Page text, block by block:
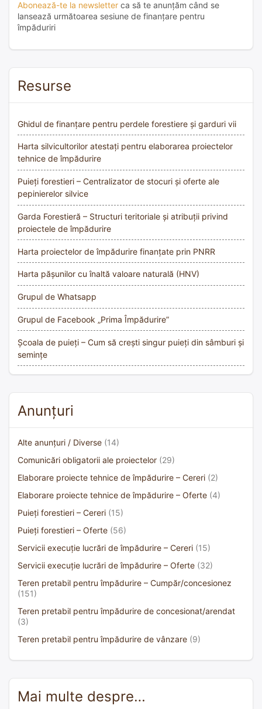
Abonează-te la newsletter ca să te anunțăm când se
lansează următoarea sesiune de finanțare pentru
împăduriri
Resurse
Ghidul de finanțare pentru perdele forestiere și garduri vii
Harta silvicultorilor atestați pentru elaborarea proiectelor
tehnice de împădurire
Puieți forestieri – Centralizator de stocuri și oferte ale
pepinierelor silvice
Garda Forestieră – Structuri teritoriale și atribuții privind
proiectele de împădurire
Harta proiectelor de împădurire finanțate prin PNRR
Harta pășunilor cu înaltă valoare naturală (HNV)
Grupul de Whatsapp
Grupul de Facebook „Prima Împădurire”
Școala de puieți – Cum să crești singur puieți din sâmburi și
semințe
Anunțuri
Alte anunțuri / Diverse (14)
Comunicări obligatorii ale proiectelor (29)
Elaborare proiecte tehnice de împădurire – Cereri (2)
Elaborare proiecte tehnice de împădurire – Oferte (4)
Puieți forestieri – Cereri (15)
Puieți forestieri – Oferte (56)
Servicii execuție lucrări de împădurire – Cereri (15)
Servicii execuție lucrări de împădurire – Oferte (32)
Teren pretabil pentru împădurire – Cumpăr/concesionez
(151)
Teren pretabil pentru împădurire de concesionat/arendat
(3)
Teren pretabil pentru împădurire de vânzare (9)
Mai multe despre…